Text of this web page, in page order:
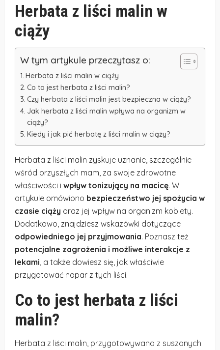
Herbata z liści malin w
ciąży
W tym artykule przeczytasz o:
Herbata z liści malin w ciąży
Co to jest herbata z liści malin?
Czy herbata z liści malin jest bezpieczna w ciąży?
Jak herbata z liści malin wpływa na organizm w
ciąży?
Kiedy i jak pić herbatę z liści malin w ciąży?
Herbata z liści malin zyskuje uznanie, szczególnie
wśród przyszłych mam, za swoje zdrowotne
właściwości i wpływ tonizujący na macicę. W
artykule omówiono bezpieczeństwo jej spożycia w
czasie ciąży oraz jej wpływ na organizm kobiety.
Dodatkowo, znajdziesz wskazówki dotyczące
odpowiedniego jej przyjmowania. Poznasz też
potencjalne zagrożenia i możliwe interakcje z
lekami , a także dowiesz się, jak właściwie
przygotować napar z tych liści.
Co to jest herbata z liści
malin?
Herbata z liści malin, przygotowywana z suszonych